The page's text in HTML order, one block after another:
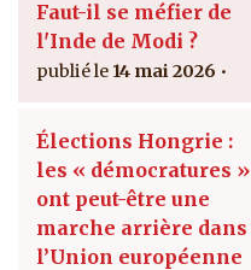
Faut-il se méfier de
l'Inde de Modi ?
14 mai 2026
Élections Hongrie :
les « démocratures »
ont peut-être une
marche arrière dans
l’Union européenne